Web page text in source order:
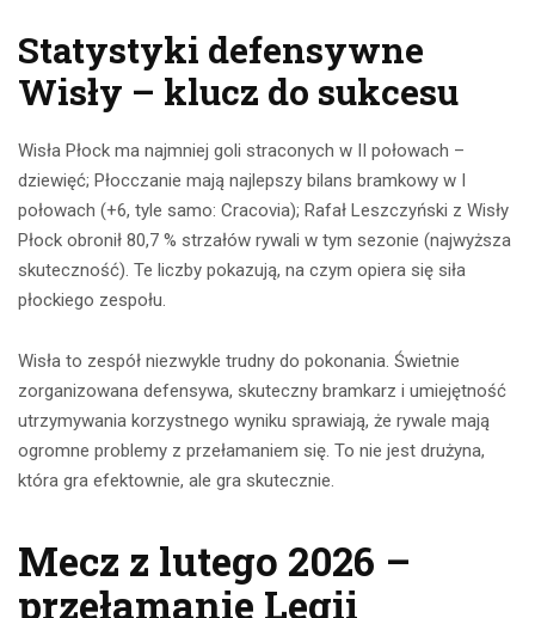
Statystyki defensywne
Wisły – klucz do sukcesu
Wisła Płock ma najmniej goli straconych w II połowach –
dziewięć; Płocczanie mają najlepszy bilans bramkowy w I
połowach (+6, tyle samo: Cracovia); Rafał Leszczyński z Wisły
Płock obronił 80,7 % strzałów rywali w tym sezonie (najwyższa
skuteczność). Te liczby pokazują, na czym opiera się siła
płockiego zespołu.
Wisła to zespół niezwykle trudny do pokonania. Świetnie
zorganizowana defensywa, skuteczny bramkarz i umiejętność
utrzymywania korzystnego wyniku sprawiają, że rywale mają
ogromne problemy z przełamaniem się. To nie jest drużyna,
która gra efektownie, ale gra skutecznie.
Mecz z lutego 2026 –
przełamanie Legii